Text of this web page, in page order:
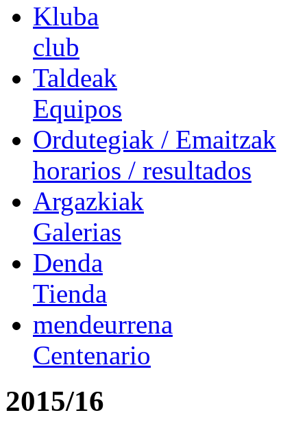
Kluba
club
Taldeak
Equipos
Ordutegiak / Emaitzak
horarios / resultados
Argazkiak
Galerias
Denda
Tienda
mendeurrena
Centenario
2015/16